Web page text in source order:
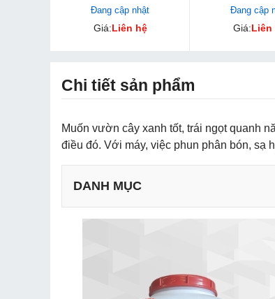
Đang cập nhật
Giá:Liên hệ
Đang cập
Giá:Liên
Chi tiết sản phẩm
Muốn vườn cây xanh tốt, trái ngọt quanh
điều đó. Với máy, việc phun phân bón, sạ
DANH MỤC
c. Dung tích bình chứa lớn
d. Sử dụng chất liệu nhựa cao cấp, chắc